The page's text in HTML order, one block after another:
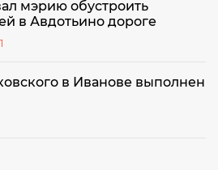
мэрию обустроить
в Авдотьино дороге
в Иванове выполнен